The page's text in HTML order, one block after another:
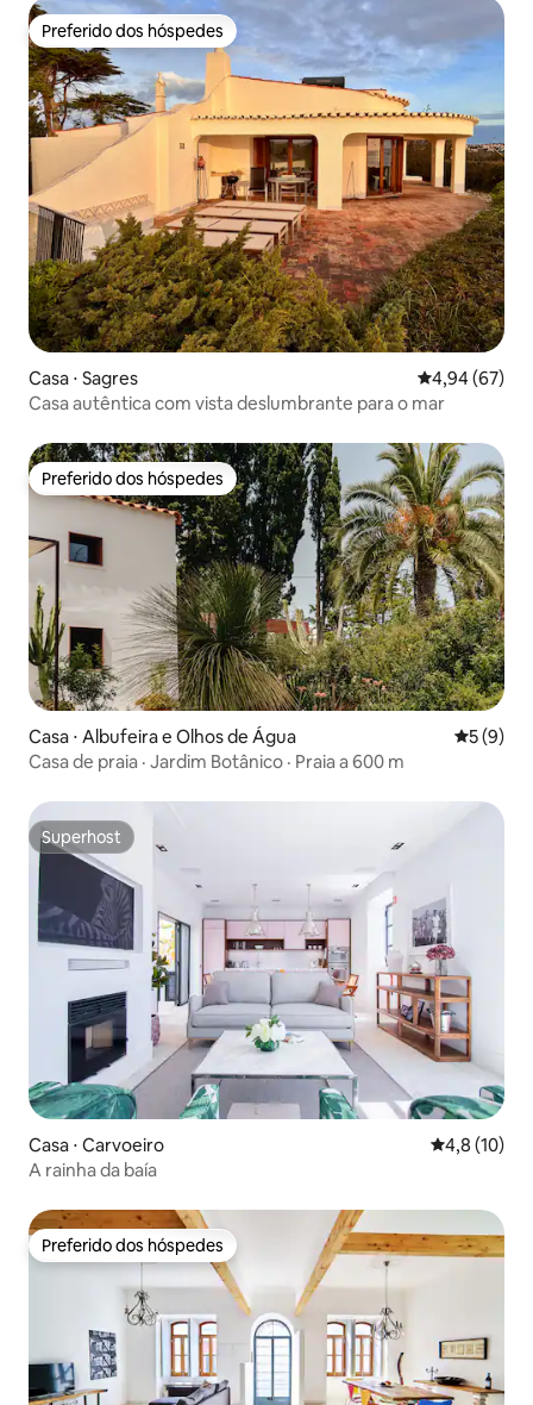
Preferido dos hóspedes
Preferido dos hóspedes
Casa ⋅ Sagres 4,94 de uma
4,94 (67)
Casa autêntica com vista deslumbrante para o mar
Preferido dos hóspedes
Preferido dos hóspedes
Casa ⋅ Albufeira e Olhos de Água 5 de
5 (9)
Casa de praia · Jardim Botânico · Praia a 600 m
Superhost
Superhost
Casa ⋅ Carvoeiro 4,8 de uma
4,8 (10)
A rainha da baía
Preferido dos hóspedes
Preferido dos hóspedes